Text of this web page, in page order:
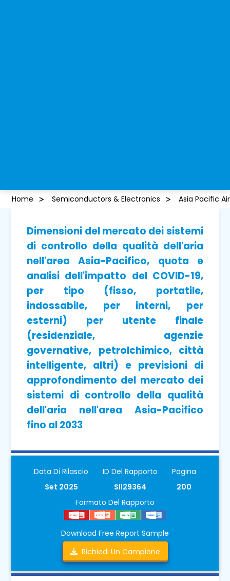
Home Semiconductors & Electronics Asia Pacific
Dimensioni del mercato dei sistemi
di controllo della qualità dell'aria
nell'area Asia-Pacifico, quota e
analisi dell'impatto del COVID-19,
per tipo (fisso, portatile,
indossabile, per interni, per
esterni) per utente finale
(residenziale, agenzie
governative, petrolchimico, città
intelligente, altri) e previsioni di
approfondimento del mercato dei
sistemi di controllo della qualità
dell'aria nell'area Asia-Pacifico
fino al 2033
Data Di Rilascio
Set 2025
ID Del Rapporto
SII29364
Pagina
200
Formato Del Rapporto
Download Free Report Sample
Richiedi Un Campione